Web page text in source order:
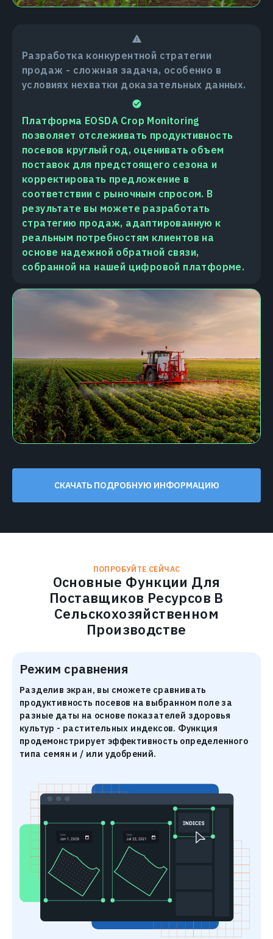
Разработка конкурентной стратегии
продаж - сложная задача, особенно в
условиях нехватки доказательных данных.
Платформа EOSDA Crop Monitoring
позволяет отслеживать продуктивность
посевов круглый год, оценивать объем
поставок для предстоящего сезона и
корректировать предложение в
соответствии с рыночным спросом. В
результате вы можете разработать
стратегию продаж, адаптированную к
реальным потребностям клиентов на
основе надежной обратной связи,
собранной на нашей цифровой платформе.
СКАЧАТЬ ПОДРОБНУЮ ИНФОРМАЦИЮ
ПОПРОБУЙТЕ СЕЙЧАС
Основные Функции Для
Поставщиков Ресурсов В
Сельскохозяйственном
Производстве
Режим сравнения
Разделив экран, вы сможете сравнивать
продуктивность посевов на выбранном поле за
разные даты на основе показателей здоровья
культур - растительных индексов. Функция
продемонстрирует эффективность определенного
типа семян и / или удобрений.